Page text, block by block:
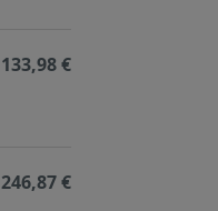
133,98 €
246,87 €